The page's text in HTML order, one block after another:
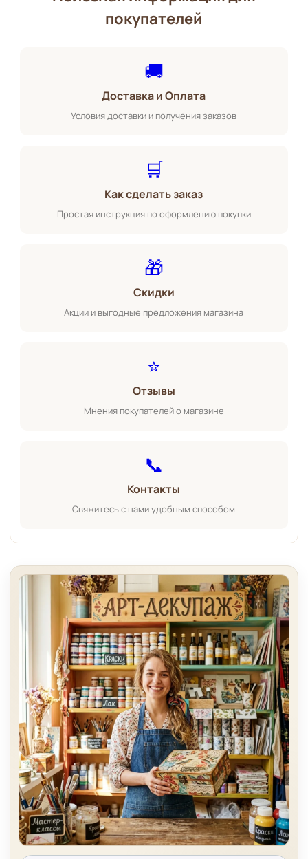
покупателей
🚚
Доставка и Оплата
Условия доставки и получения заказов
🛒
Как сделать заказ
Простая инструкция по оформлению покупки
🎁
Скидки
Акции и выгодные предложения магазина
⭐
Отзывы
Мнения покупателей о магазине
📞
Контакты
Свяжитесь с нами удобным способом